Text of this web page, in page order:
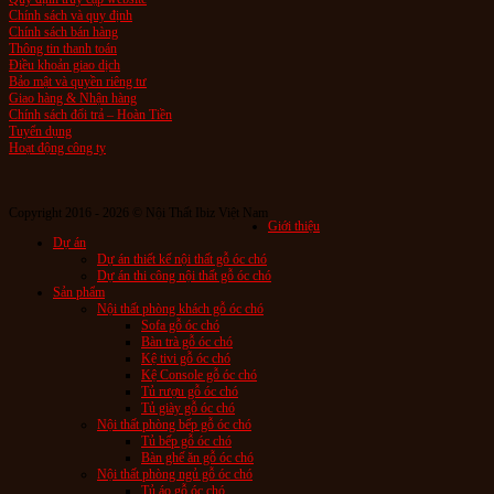
Chính sách và quy định
Chính sách bán hàng
Thông tin thanh toán
Điều khoản giao dịch
Bảo mật và quyền riêng tư
Giao hàng & Nhận hàng
Chính sách đổi trả – Hoàn Tiền
Tuyển dụng
Hoạt động công ty
Copyright 2016 - 2026 © Nội Thất Ibiz Việt Nam
Giới thiệu
Dự án
Dự án thiết kế nội thất gỗ óc chó
Dự án thi công nội thất gỗ óc chó
Sản phẩm
Nội thất phòng khách gỗ óc chó
Sofa gỗ óc chó
Bàn trà gỗ óc chó
Kệ tivi gỗ óc chó
Kệ Console gỗ óc chó
Tủ rượu gỗ óc chó
Tủ giày gỗ óc chó
Nội thất phòng bếp gỗ óc chó
Tủ bếp gỗ óc chó
Bàn ghế ăn gỗ óc chó
Nội thất phòng ngủ gỗ óc chó
Tủ áo gỗ óc chó